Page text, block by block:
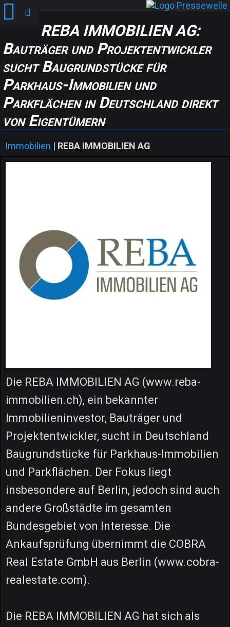
REBA IMMOBILIEN AG:
Bauträger und Projektentwickler
sucht Baugrundstücke für
Parkhaus-Immobilien und
Parkflächen in Deutschland direkt
von Eigentümern
Immobilien | REBA IMMOBILIEN AG
Die REBA IMMOBILIEN AG (www.reba-
immobilien.ch), ein bekannter
Immobilieninvestor, Bauträger und
Projektentwickler, sucht in Deutschland
Baugrundstücke für Parkhaus-Immobilien
und Parkflächen. Der Fokus liegt
insbesondere auf Berlin, jedoch sind auch
andere Großstädte im gesamten
Bundesgebiet von Interesse. Die
Ankaufsprüfung übernimmt die COBRA
Real Estate GmbH aus Berlin (www.cobra-
realestate.com).
Die REBA IMMOBILIEN AG hat sich als